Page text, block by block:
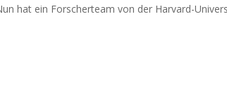
hat ein Forscherteam von der Harvard-